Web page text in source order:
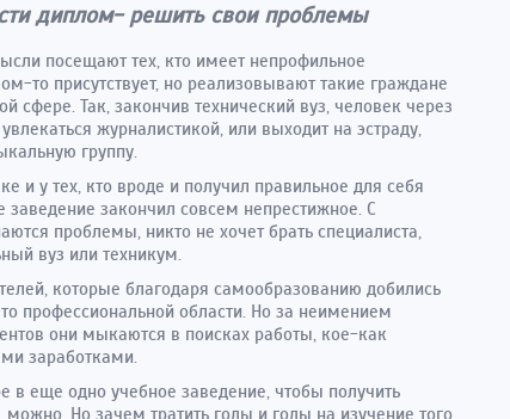
диплом- решить свои проблемы
посещают тех, кто имеет непрофильное
то присутствует, но реализовывают такие граждане
сфере. Так, закончив технический вуз, человек через
журналистикой, или выходит на эстраду,
группу.
и у тех, кто вроде и получил правильное для себя
заведение закончил совсем непрестижное. С
проблемы, никто не хочет брать специалиста,
вуз или техникум.
которые благодаря самообразованию добились
профессиональной области. Но за неимением
они мыкаются в поисках работы, кое-как
заработками.
в еще одно учебное заведение, чтобы получить
Но зачем тратить годы и годы на изучение того,